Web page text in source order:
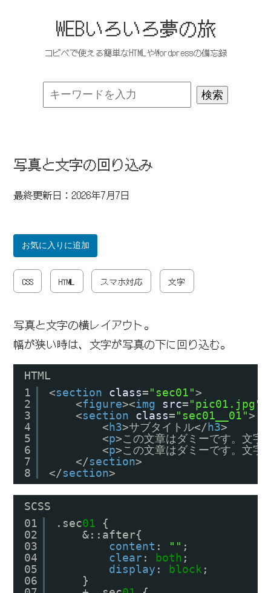
WEBいろいろ夢の旅
コピペで使える簡単なHTMLやWordpressの備忘録
写真と文字の回り込み
最終更新日：2026年7月7日
お気に入りに追加
CSS HTML スマホ対応 文字
写真と文字の横レイアウト。
幅が狭い時は、文字が写真の下に回り込む。
HTML
1
2
3
4
5
6
7
8
<section class="sec01">
<figure><img src="pic01.jpg"
<section class="sec01__01">
<h3>サブタイトル</h3>
<p>この文章はダミーです。文字
<p>この文章はダミーです。文字
</section>
</section>
SCSS
01
02
03
04
05
06
.sec01
{
&::after{
content : "" ;
clear: both ;
display : block;
}